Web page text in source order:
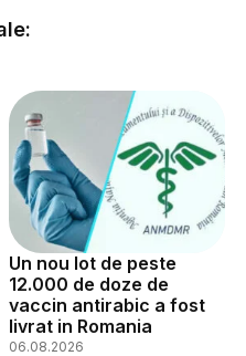
Un nou lot de peste
12.000 de doze de
vaccin antirabic a fost
livrat in Romania
06.08.2026